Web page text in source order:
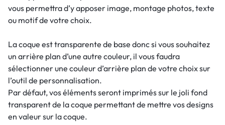
vous permettra d’y apposer image, montage photos, texte
ou motif de votre choix.
La coque est transparente de base donc si vous souhaitez
un arrière plan d’une autre couleur, il vous faudra
sélectionner une couleur d’arrière plan de votre choix sur
l’outil de personnalisation.
Par défaut, vos éléments seront imprimés sur le joli fond
transparent de la coque permettant de mettre vos designs
en valeur sur la coque.